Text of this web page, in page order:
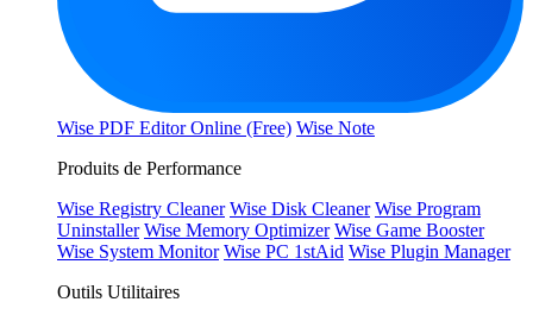
Wise PDF Editor Online (Free) Wise Note
Produits de Performance
Wise Registry Cleaner Wise Disk Cleaner Wise Program
Uninstaller Wise Memory Optimizer Wise Game Booster
Wise System Monitor Wise PC 1stAid Wise Plugin Manager
Outils Utilitaires